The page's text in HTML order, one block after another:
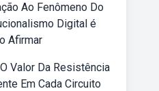
Ao Fenômeno Do
Digital é
Afirmar
Valor Da Resistência
Em Cada Circuito